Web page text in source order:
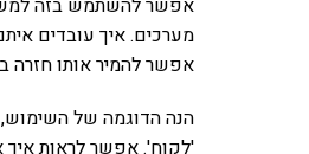
אפשר להמיר אותו חזרה
הנה הדוגמה של השימוש,